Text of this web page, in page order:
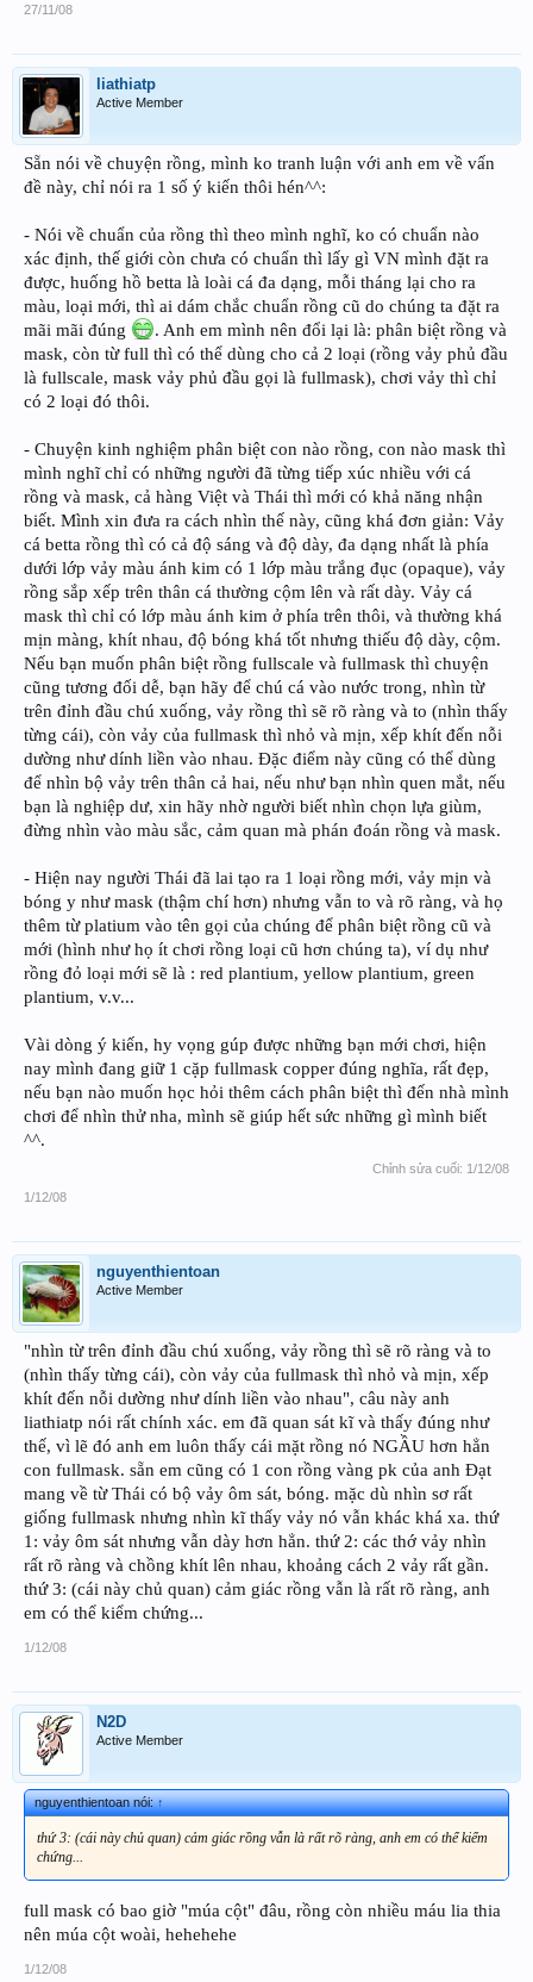
27/11/08
liathiatp
Active Member
Sẵn nói về chuyện rồng, mình ko tranh luận với anh em về vấn
đề này, chỉ nói ra 1 số ý kiến thôi hén^^:
- Nói về chuẩn của rồng thì theo mình nghĩ, ko có chuẩn nào
xác định, thế giới còn chưa có chuẩn thì lấy gì VN mình đặt ra
được, huống hồ betta là loài cá đa dạng, mỗi tháng lại cho ra
màu, loại mới, thì ai dám chắc chuẩn rồng cũ do chúng ta đặt ra
mãi mãi đúng
. Anh em mình nên đổi lại là: phân biệt rồng và
mask, còn từ full thì có thể dùng cho cả 2 loại (rồng vảy phủ đầu
là fullscale, mask vảy phủ đầu gọi là fullmask), chơi vảy thì chỉ
có 2 loại đó thôi.
- Chuyện kinh nghiệm phân biệt con nào rồng, con nào mask thì
mình nghĩ chỉ có những người đã từng tiếp xúc nhiều với cá
rồng và mask, cả hàng Việt và Thái thì mới có khả năng nhận
biết. Mình xin đưa ra cách nhìn thế này, cũng khá đơn giản: Vảy
cá betta rồng thì có cả độ sáng và độ dày, đa dạng nhất là phía
dưới lớp vảy màu ánh kim có 1 lớp màu trắng đục (opaque), vảy
rồng sắp xếp trên thân cá thường cộm lên và rất dày. Vảy cá
mask thì chỉ có lớp màu ánh kim ở phía trên thôi, và thường khá
mịn màng, khít nhau, độ bóng khá tốt nhưng thiếu độ dày, cộm.
Nếu bạn muốn phân biệt rồng fullscale và fullmask thì chuyện
cũng tương đối dễ, bạn hãy để chú cá vào nước trong, nhìn từ
trên đỉnh đầu chú xuống, vảy rồng thì sẽ rõ ràng và to (nhìn thấy
từng cái), còn vảy của fullmask thì nhỏ và mịn, xếp khít đến nỗi
dường như dính liền vào nhau. Đặc điểm này cũng có thể dùng
để nhìn bộ vảy trên thân cả hai, nếu như bạn nhìn quen mắt, nếu
bạn là nghiệp dư, xin hãy nhờ người biết nhìn chọn lựa giùm,
đừng nhìn vào màu sắc, cảm quan mà phán đoán rồng và mask.
- Hiện nay người Thái đã lai tạo ra 1 loại rồng mới, vảy mịn và
bóng y như mask (thậm chí hơn) nhưng vẫn to và rõ ràng, và họ
thêm từ platium vào tên gọi của chúng để phân biệt rồng cũ và
mới (hình như họ ít chơi rồng loại cũ hơn chúng ta), ví dụ như
rồng đỏ loại mới sẽ là : red plantium, yellow plantium, green
plantium, v.v...
Vài dòng ý kiến, hy vọng gúp được những bạn mới chơi, hiện
nay mình đang giữ 1 cặp fullmask copper đúng nghĩa, rất đẹp,
nếu bạn nào muốn học hỏi thêm cách phân biệt thì đến nhà mình
chơi để nhìn thử nha, mình sẽ giúp hết sức những gì mình biết
^^.
Chỉnh sửa cuối: 1/12/08
1/12/08
nguyenthientoan
Active Member
"nhìn từ trên đỉnh đầu chú xuống, vảy rồng thì sẽ rõ ràng và to
(nhìn thấy từng cái), còn vảy của fullmask thì nhỏ và mịn, xếp
khít đến nỗi dường như dính liền vào nhau", câu này anh
liathiatp nói rất chính xác. em đã quan sát kĩ và thấy đúng như
thế, vì lẽ đó anh em luôn thấy cái mặt rồng nó NGẦU hơn hẳn
con fullmask. sẵn em cũng có 1 con rồng vàng pk của anh Đạt
mang về từ Thái có bộ vảy ôm sát, bóng. mặc dù nhìn sơ rất
giống fullmask nhưng nhìn kĩ thấy vảy nó vẫn khác khá xa. thứ
1: vảy ôm sát nhưng vẫn dày hơn hẳn. thứ 2: các thớ vảy nhìn
rất rõ ràng và chồng khít lên nhau, khoảng cách 2 vảy rất gần.
thứ 3: (cái này chủ quan) cảm giác rồng vẫn là rất rõ ràng, anh
em có thể kiểm chứng...
1/12/08
N2D
Active Member
nguyenthientoan nói:↑
thứ 3: (cái này chủ quan) cảm giác rồng vẫn là rất rõ ràng, anh em có thể kiểm
chứng...
full mask có bao giờ "múa cột" đâu, rồng còn nhiều máu lia thia
nên múa cột woài, hehehehe
1/12/08